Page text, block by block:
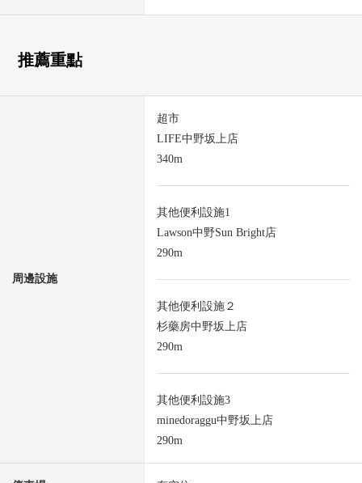
推薦重點
周邊設施
超市
LIFE中野坂上店
340m
其他便利設施1
Lawson中野Sun Bright店
290m
其他便利設施２
杉藥房中野坂上店
290m
其他便利設施3
minedoraggu中野坂上店
290m